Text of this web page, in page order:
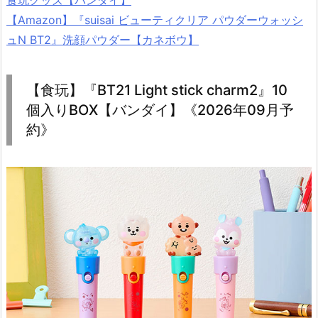
【Amazon】『suisai ビューティクリア パウダーウォッシ
ュN BT2』洗顔パウダー【カネボウ】
【食玩】『BT21 Light stick charm2』10
個入りBOX【バンダイ】《2026年09月予
約》